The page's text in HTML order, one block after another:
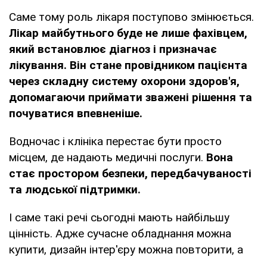
Саме тому роль лікаря поступово змінюється.
Лікар майбутнього буде не лише фахівцем,
який встановлює діагноз і призначає
лікування. Він стане провідником пацієнта
через складну систему охорони здоров'я,
допомагаючи приймати зважені рішення та
почуватися впевненіше.
Водночас і клініка перестає бути просто
місцем, де надають медичні послуги. Вона
стає простором безпеки, передбачуваності
та людської підтримки.
І саме такі речі сьогодні мають найбільшу
цінність. Адже сучасне обладнання можна
купити, дизайн інтер'єру можна повторити, а